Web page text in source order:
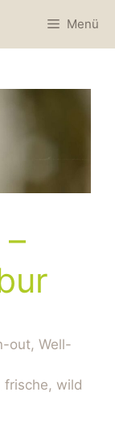
Menü
out, Well-
frische, wild